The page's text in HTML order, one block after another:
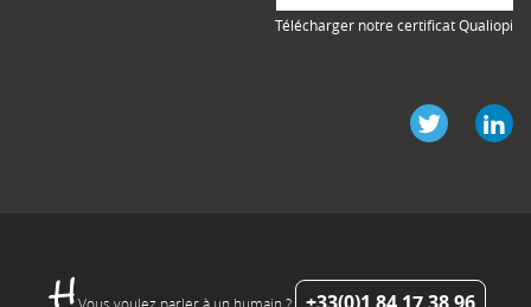
Télécharger notre certificat Qualiopi